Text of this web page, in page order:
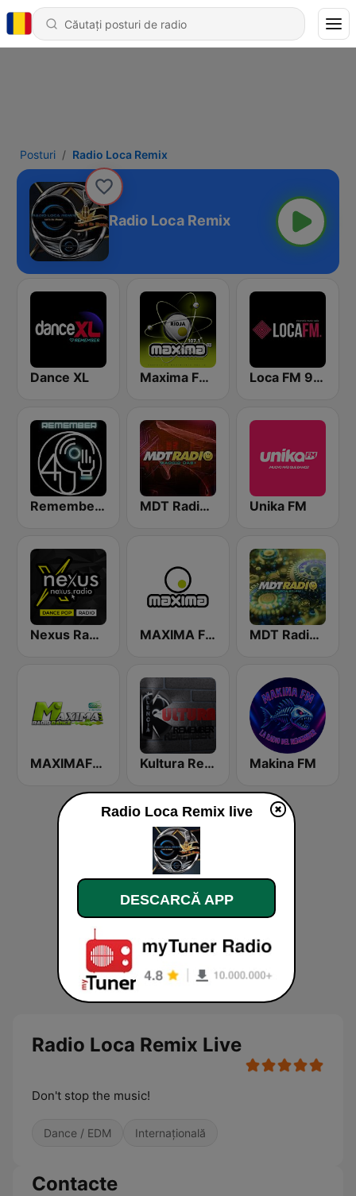
Posturi Radio Loca Remix
Radio Loca Remix
Dance XL Maxima FM Rioja 107.1 FM Loca FM 90's
Remember 4 U MDT Radio Madrid Unika FM
Nexus Radio Dance MAXIMA FM MDT Radio Murcia
MAXIMAFM DAB+ Kultura Remember FM Valencia Makina FM
Radio Loca Remix Live
Don't stop the music!
Dance / EDM Internațională
Contacte
Radio Loca Remix live
DESCARCĂ APP